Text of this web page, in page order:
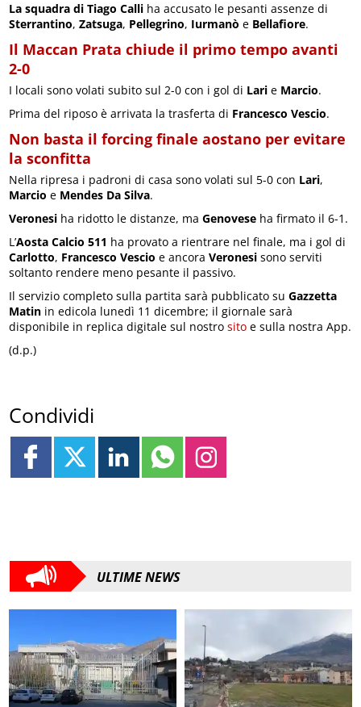
La squadra di Tiago Calli ha accusato le pesanti assenze di
Sterrantino,Zatsuga, Pellegrino, Iurmanò e Bellafiore.
Il Maccan Prata chiude il primo tempo avanti
2-0
I locali sono volati subito sul 2-0 con i gol di Lari e Marcio.
Prima del riposo è arrivata la trasferta di Francesco Vescio.
Non basta il forcing finale aostano per evitare
la sconfitta
Nella ripresa i padroni di casa sono volati sul 5-0 con Lari,
Marcio e Mendes Da Silva.
Veronesi ha ridotto le distanze, maGenovese ha firmato il 6-1.
L’Aosta Calcio 511 ha provato a rientrare nel finale, ma i gol di
Carlotto, Francesco Vescio e ancoraVeronesi sono serviti
soltanto rendere meno pesante il passivo.
Il servizio completo sulla partita sarà pubblicato suGazzetta
Matin in edicola lunedì 11 dicembre; il giornale sarà
disponibile in replica digitale sul nostrosito e sulla nostra App.
(d.p.)
Condividi
ULTIME NEWS